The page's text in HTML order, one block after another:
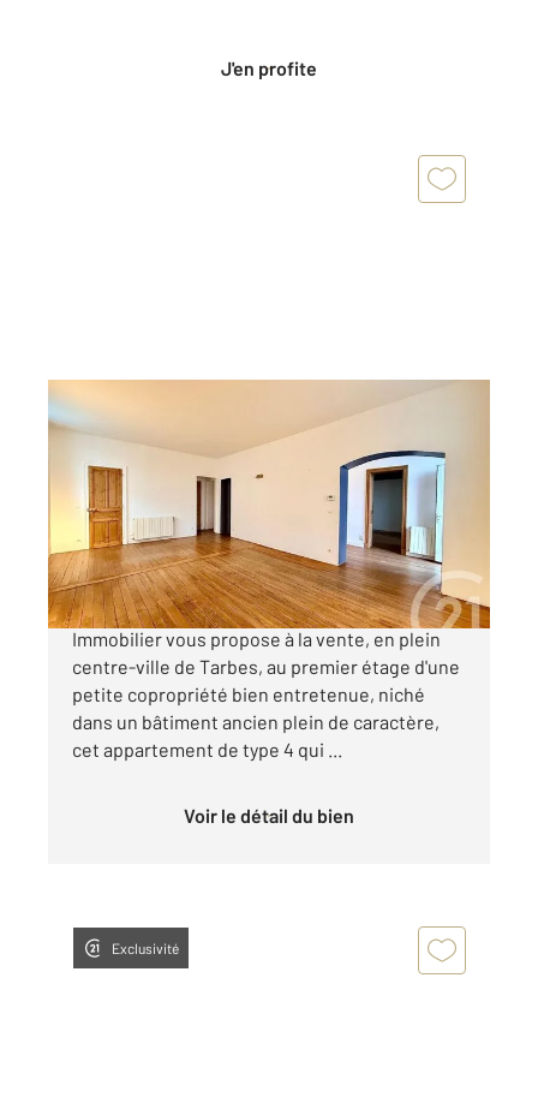
J'en profite
TARBES 65
Ref : 3718
Appartement T4 à vendre
175 000 €
Votre Agence Immobilière Century 21 GM
Immobilier vous propose à la vente, en plein
centre-ville de Tarbes, au premier étage d'une
petite copropriété bien entretenue, niché
dans un bâtiment ancien plein de caractère,
cet appartement de type 4 qui ...
Voir le détail du bien
Exclusivité